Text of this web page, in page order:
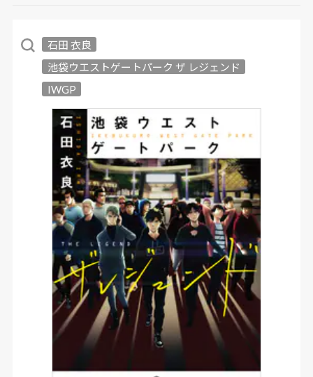
石田 衣良
池袋ウエストゲートパーク ザ レジェンド
IWGP